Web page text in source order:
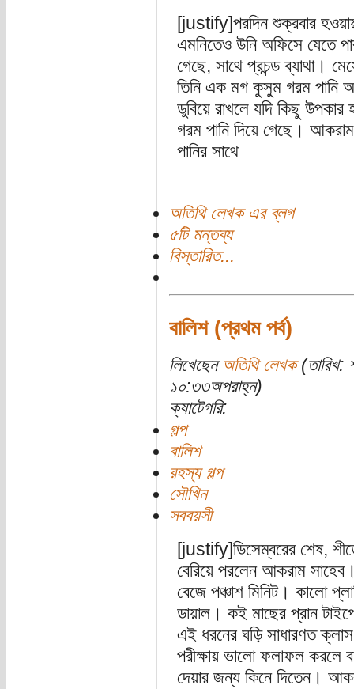
[justify]পরদিন শুক্রবার
এমনিতেও উনি অফিসে যেতে
গেছে, সাথে প্রচন্ড ব্যাথা।
তিনি এক মগ কুসুম গরম পানি
ডুবিয়ে রাখলে যদি কিছু উপকার
গরম পানি দিয়ে গেছে। আকরাম
পানির সাথে
অতিথি লেখক এর ব্লগ
৫টি মন্তব্য
বিস্তারিত...
বালিশ (প্রথম পর্ব)
লিখেছেন অতিথি লেখক(তারিখ:
১০:৩৩অপরাহ্ন)
ক্যাটেগরি:
গল্প
বালিশ
রহস্য গল্প
সৌখিন
সববয়সী
[justify]ডিসেম্বরের শেষ,
বেরিয়ে পরলেন আকরাম
বেজে পঞ্চাশ মিনিট। কালো
ডায়াল। কই মাছের প্রান
এই ধরনের ঘড়ি সাধারণত ক্লাস
পরীক্ষায় ভালো ফলাফল করলে
দেয়ার জন্য কিনে দিতেন।